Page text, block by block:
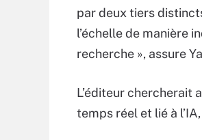
par deux tiers
l’échelle de manière
recherche », assure
L’éditeur chercherait
temps réel et lié à